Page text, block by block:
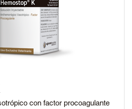
con factor procoagulante